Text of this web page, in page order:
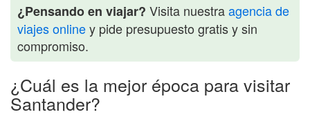
¿Pensando en viajar? Visita nuestraagencia de
viajes onliney pide presupuesto gratis y sin
compromiso.
¿Cuál es la mejor época para visitar
Santander?